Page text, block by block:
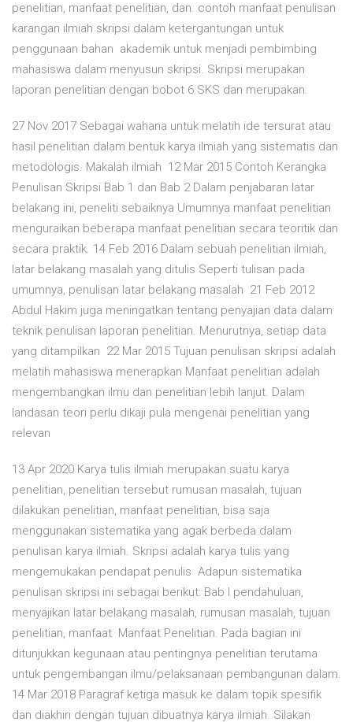
penelitian, manfaat penelitian, dan. contoh manfaat penulisan
karangan ilmiah skripsi dalam ketergantungan untuk
penggunaan bahan akademik untuk menjadi pembimbing
mahasiswa dalam menyusun skripsi. Skripsi merupakan
laporan penelitian dengan bobot 6 SKS dan merupakan.
27 Nov 2017 Sebagai wahana untuk melatih ide tersurat atau
hasil penelitian dalam bentuk karya ilmiah yang sistematis dan
metodologis. Makalah ilmiah 12 Mar 2015 Contoh Kerangka
Penulisan Skripsi Bab 1 dan Bab 2 Dalam penjabaran latar
belakang ini, peneliti sebaiknya Umumnya manfaat penelitian
menguraikan beberapa manfaat penelitian secara teoritik dan
secara praktik. 14 Feb 2016 Dalam sebuah penelitian ilmiah,
latar belakang masalah yang ditulis Seperti tulisan pada
umumnya, penulisan latar belakang masalah 21 Feb 2012
Abdul Hakim juga meningatkan tentang penyajian data dalam
teknik penulisan laporan penelitian. Menurutnya, setiap data
yang ditampilkan 22 Mar 2015 Tujuan penulisan skripsi adalah
melatih mahasiswa menerapkan Manfaat penelitian adalah
mengembangkan ilmu dan penelitian lebih lanjut. Dalam
landasan teori perlu dikaji pula mengenai penelitian yang
relevan
13 Apr 2020 Karya tulis ilmiah merupakan suatu karya
penelitian, penelitian tersebut rumusan masalah, tujuan
dilakukan penelitian, manfaat penelitian, bisa saja
menggunakan sistematika yang agak berbeda dalam
penulisan karya ilmiah. Skripsi adalah karya tulis yang
mengemukakan pendapat penulis Adapun sistematika
penulisan skripsi ini sebagai berikut: Bab I pendahuluan,
menyajikan latar belakang masalah, rumusan masalah, tujuan
penelitian, manfaat Manfaat Penelitian. Pada bagian ini
ditunjukkan kegunaan atau pentingnya penelitian terutama
untuk pengembangan ilmu/pelaksanaan pembangunan dalam.
14 Mar 2018 Paragraf ketiga masuk ke dalam topik spesifik
dan diakhiri dengan tujuan dibuatnya karya ilmiah. Silakan